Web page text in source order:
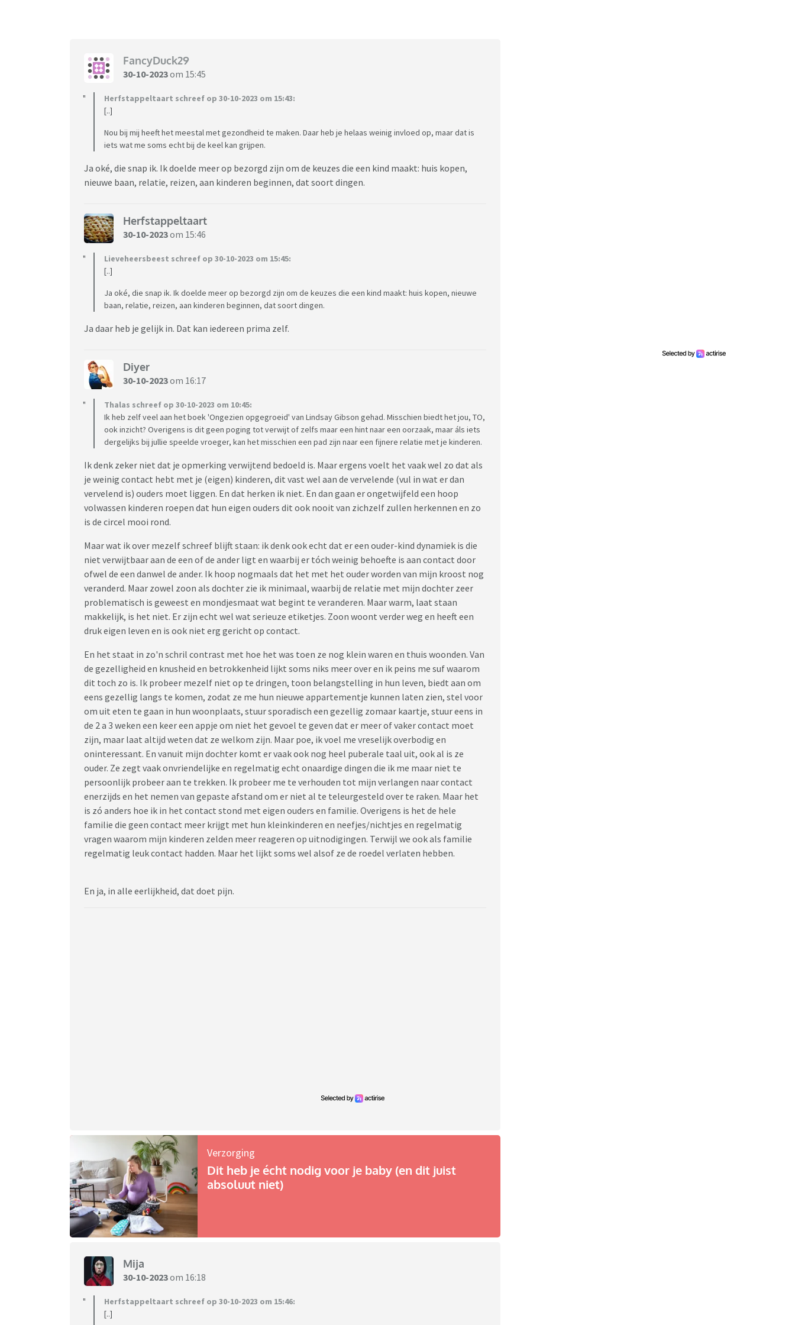
worden van de sociale verplichting om contact met mij te houden? En zou ik me zelf ook bevrijd en
opgelucht voelen? Missen zou ik ze zeker, maar dat doe ik nu ook al.
Hoe is dit voor andere ouders? Herkennen jullie er iets in?
FancyDuck29
30-10-2023om 15:45
Herfstappeltaart schreef op 30-10-2023 om 15:43:
[..]
Nou bij mij heeft het meestal met gezondheid te maken. Daar heb je helaas weinig invloed op, maar dat is
iets wat me soms echt bij de keel kan grijpen.
Ja oké, die snap ik. Ik doelde meer op bezorgd zijn om de keuzes die een kind maakt: huis kopen,
nieuwe baan, relatie, reizen, aan kinderen beginnen, dat soort dingen.
Herfstappeltaart
30-10-2023om 15:46
Lieveheersbeest schreef op 30-10-2023 om 15:45:
[..]
Ja oké, die snap ik. Ik doelde meer op bezorgd zijn om de keuzes die een kind maakt: huis kopen, nieuwe
baan, relatie, reizen, aan kinderen beginnen, dat soort dingen.
Ja daar heb je gelijk in. Dat kan iedereen prima zelf.
Diyer
30-10-2023om 16:17
Thalas schreef op 30-10-2023 om 10:45:
Ik heb zelf veel aan het boek 'Ongezien opgegroeid' van Lindsay Gibson gehad. Misschien biedt het jou, TO,
ook inzicht? Overigens is dit geen poging tot verwijt of zelfs maar een hint naar een oorzaak, maar áls iets
dergelijks bij jullie speelde vroeger, kan het misschien een pad zijn naar een fijnere relatie met je kinderen.
Ik denk zeker niet dat je opmerking verwijtend bedoeld is. Maar ergens voelt het vaak wel zo dat als
je weinig contact hebt met je (eigen) kinderen, dit vast wel aan de vervelende (vul in wat er dan
vervelend is) ouders moet liggen. En dat herken ik niet. En dan gaan er ongetwijfeld een hoop
volwassen kinderen roepen dat hun eigen ouders dit ook nooit van zichzelf zullen herkennen en zo
is de circel mooi rond.
Maar wat ik over mezelf schreef blijft staan: ik denk ook echt dat er een ouder-kind dynamiek is die
niet verwijtbaar aan de een of de ander ligt en waarbij er tóch weinig behoefte is aan contact door
ofwel de een danwel de ander. Ik hoop nogmaals dat het met het ouder worden van mijn kroost nog
veranderd. Maar zowel zoon als dochter zie ik minimaal, waarbij de relatie met mijn dochter zeer
problematisch is geweest en mondjesmaat wat begint te veranderen. Maar warm, laat staan
makkelijk, is het niet. Er zijn echt wel wat serieuze etiketjes. Zoon woont verder weg en heeft een
druk eigen leven en is ook niet erg gericht op contact.
En het staat in zo'n schril contrast met hoe het was toen ze nog klein waren en thuis woonden. Van
de gezelligheid en knusheid en betrokkenheid lijkt soms niks meer over en ik peins me suf waarom
dit toch zo is. Ik probeer mezelf niet op te dringen, toon belangstelling in hun leven, biedt aan om
eens gezellig langs te komen, zodat ze me hun nieuwe appartementje kunnen laten zien, stel voor
om uit eten te gaan in hun woonplaats, stuur sporadisch een gezellig zomaar kaartje, stuur eens in
de 2 a 3 weken een keer een appje om niet het gevoel te geven dat er meer of vaker contact moet
zijn, maar laat altijd weten dat ze welkom zijn. Maar poe, ik voel me vreselijk overbodig en
oninteressant. En vanuit mijn dochter komt er vaak ook nog heel puberale taal uit, ook al is ze
ouder. Ze zegt vaak onvriendelijke en regelmatig echt onaardige dingen die ik me maar niet te
persoonlijk probeer aan te trekken. Ik probeer me te verhouden tot mijn verlangen naar contact
enerzijds en het nemen van gepaste afstand om er niet al te teleurgesteld over te raken. Maar het
is zó anders hoe ik in het contact stond met eigen ouders en familie. Overigens is het de hele
familie die geen contact meer krijgt met hun kleinkinderen en neefjes/nichtjes en regelmatig
vragen waarom mijn kinderen zelden meer reageren op uitnodigingen. Terwijl we ook als familie
regelmatig leuk contact hadden. Maar het lijkt soms wel alsof ze de roedel verlaten hebben.
En ja, in alle eerlijkheid, dat doet pijn.
Verzorging
Dit heb je écht nodig voor je baby (en dit juist
absoluut niet)
Mija
30-10-2023om 16:18
Herfstappeltaart schreef op 30-10-2023 om 15:46:
[..]